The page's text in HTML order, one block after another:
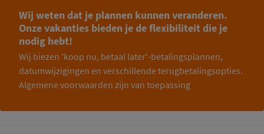
Wij weten dat je plannen kunnen veranderen.
Onze vakanties bieden je de flexibiliteit die je
nodig hebt!
Wij biezen 'koop nu, betaal later'-betalingsplannen,
datumwijzigingen en verschillende terugbetalingsopties.
Algemene voorwaarden zijn van toepassing